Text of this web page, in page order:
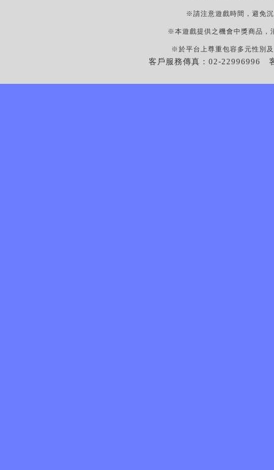
※請注意遊戲時間，避免
※本遊戲提供之機會中獎商品，
※於平台上尊重包容多元性別
客戶服務傳真：02-22996996